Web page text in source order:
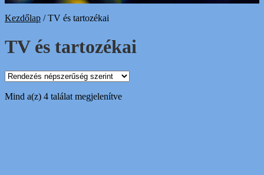
Kezdőlap /TV és tartozékai
TV és tartozékai
Mind a(z) 4 találat megjelenítveSorted